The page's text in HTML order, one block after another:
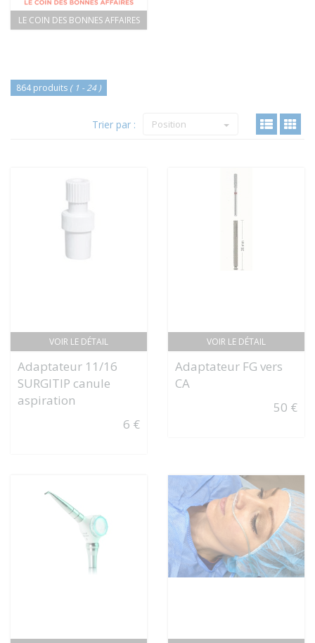
LE COIN DES BONNES AFFAIRES
864 produits ( 1 - 24 )
Trier par : Position
VOIR LE DÉTAIL
Adaptateur 11/16
SURGITIP canule
aspiration
6 €
VOIR LE DÉTAIL
Adaptateur FG vers
CA
50 €